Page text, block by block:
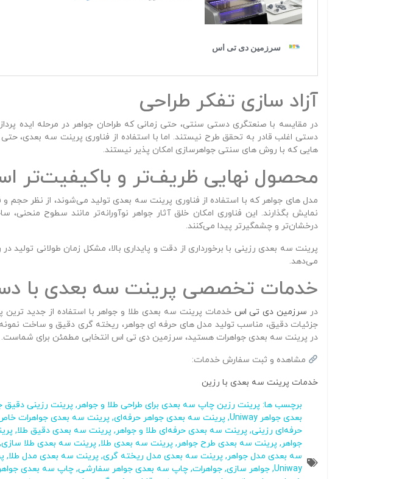
آزاد سازی تفکر طراحی
در مقایسه با صنعتگری دستی سنتی، حتی زمانی که طراحان جواهر در مرحله ایده‌
دستی اغلب قادر به تحقق طرح نیستند. اما با استفاده از فناوری پرینت سه‌ بعدی،
هایی که با روش‌ های سنتی جواهرسازی امکان‌ پذیر نیستند.
محصول نهایی ظریف‌تر و باکیفیت‌تر
مدل‌ های جواهر که با استفاده از فناوری پرینت سه‌ بعدی تولید می‌شوند، از نظر حجم
نمایش بگذارند. این فناوری امکان خلق آثار جواهر نوآورانه‌تر مانند سطوح
درخشان‌تر و چشمگیرتر پیدا می‌کنند.
پرینت سه‌ بعدی رزینی با برخورداری از دقت و پایداری بالا، مشکل زمان طولانی
می‌دهد.
خدمات تخصصی پرینت سه بعدی با
در سرزمین دی‌ تی‌ اس
جزئیات دقیق، مناسب تولید مدل‌ های حرفه‌ ای جواهر، ریخته‌ گری دقیق و ساخت
در پرینت سه‌ بعدی جواهرات هستید، سرزمین دی‌ تی‌ اس انتخابی مطمئن برای شماست.
مشاهده و ثبت سفارش خدمات:
خدمات پرینت سه بعدی با رزین
برچسب ها: پرینت رزین چاپ سه بعدی برای طراحی طلا و جواهر, پرینت رزینی دقیق
بعدی جواهر Uniway
, پرینت سه بعدی جواهر حرفه‌ای, پرینت سه بعدی جواهرات
حرفه‌ای رزینی, پرینت سه بعدی حرفه‌ای طلا و جواهر, پرینت سه بعدی دقیق طلا,
جواهر, پرینت سه بعدی طرح جواهر, پرینت سه‌ بعدی طلا, پرینت سه بعدی طلا سازی,
سه بعدی مدل جواهر, پرینت سه بعدی مدل ریخته گری, پرینت سه بعدی مدل طلا,
Uniway
, جواهر سازی, جواهرات, چاپ سه بعدی جواهر سفارشی, چاپ سه بعدی